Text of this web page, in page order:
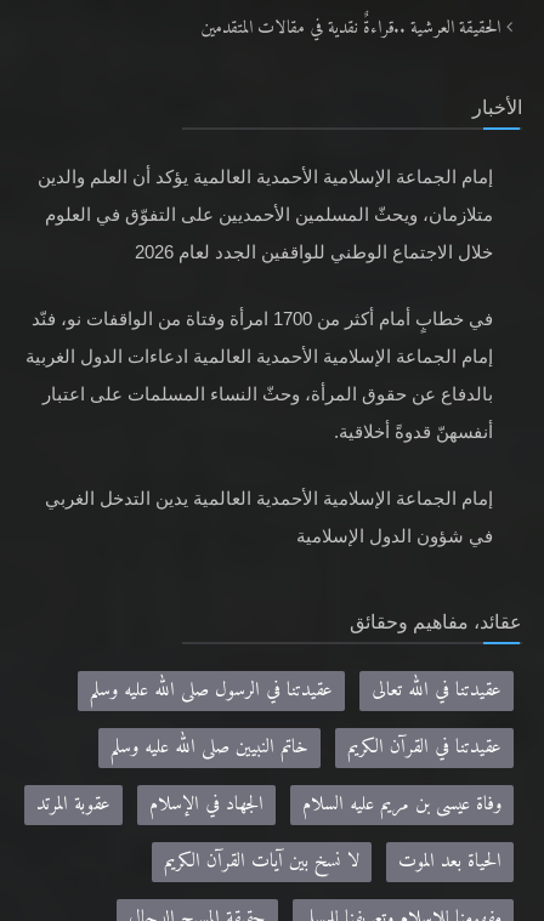
الحقيقة العرشية ..قراءةٌ نقدية في مقالات المتقدمين
الأخبار
إمام الجماعة الإسلامية الأحمدية العالمية يؤكد أن العلم والدين
متلازمان، ويحثّ المسلمين الأحمديين على التفوّق في العلوم
خلال الاجتماع الوطني للواقفين الجدد لعام 2026
في خطابٍ أمام أكثر من 1700 امرأة وفتاة من الواقفات نو، فنّد
إمام الجماعة الإسلامية الأحمدية العالمية ادعاءات الدول الغربية
بالدفاع عن حقوق المرأة، وحثّ النساء المسلمات على اعتبار
أنفسهنّ قدوةً أخلاقية.
إمام الجماعة الإسلامية الأحمدية العالمية يدين التدخل الغربي
في شؤون الدول الإسلامية
عقائد، مفاهيم وحقائق
عقيدتنا في الله تعالى
عقيدتنا في الرسول صلى الله عليه وسلم
عقيدتنا في القرآن الكريم
خاتم النبيين صلى الله عليه وسلم
وفاة عيسى بن مريم عليه السلام
الجهاد في الإسلام
عقوبة المرتد
الحياة بعد الموت
لا نسخ بين آيات القرآن الكريم